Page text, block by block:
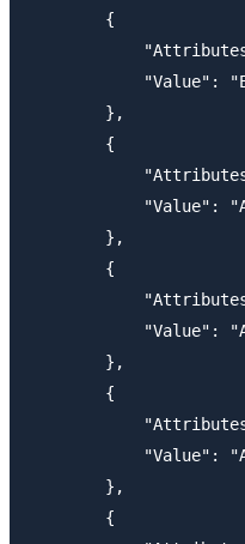
        {
"Value":
        },
        {
"Value":
        },
        {
"Value":
        },
        {
"Value":
        },
        {